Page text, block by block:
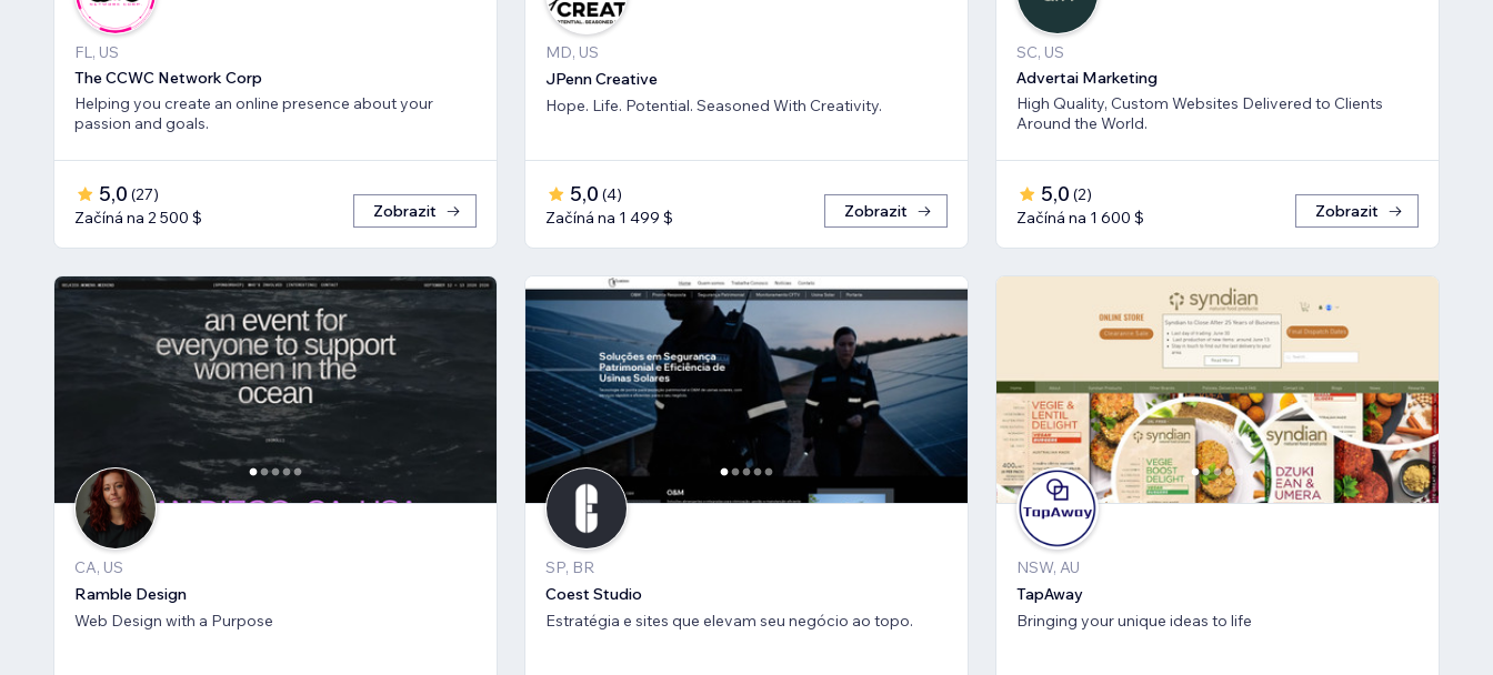
FL, US
The CCWC Network Corp
Helping you create an online presence about your
passion and goals.
5,0 (27)
Začíná na 2 500 $
Zobrazit
MD, US
JPenn Creative
Hope. Life. Potential. Seasoned With Creativity.
5,0 (4)
Začíná na 1 499 $
Zobrazit
SC, US
Advertai Marketing
High Quality, Custom Websites Delivered to Clients
Around the World.
5,0 (2)
Začíná na 1 600 $
Zobrazit
CA, US
Ramble Design
Web Design with a Purpose
SP, BR
Coest Studio
Estratégia e sites que elevam seu negócio ao topo.
NSW, AU
TapAway
Bringing your unique ideas to life